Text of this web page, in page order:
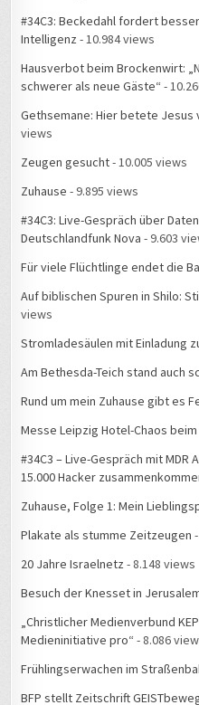
Gethsemane: Hier betete Jesus
Zeugen gesucht- 10.005 views
Zuhause- 9.895 views
#34C3: Live-Gespräch über
Deutschlandfunk Nova- 9.603
Für viele Flüchtlinge endet die
Auf biblischen Spuren in Shilo:
views
Stromladesäulen mit Einladung
Am Bethesda-Teich stand auch
Rund um mein Zuhause gibt es
Messe Leipzig Hotel-Chaos
#34C3 – Live-Gespräch mit MDR
15.000 Hacker
Zuhause, Folge 1: Mein
Plakate als stumme Zeitzeugen
20 Jahre Israelnetz- 8.148 views
Besuch der Knesset in
„Christlicher Medienverbund
Medieninitiative pro“- 8.086 views
Frühlingserwachen im
BFP stellt Zeitschrift
Kommentar dazu- 8.003 views
Endstation Balkanroute – wo
Die erste Bleibe- 7.849 views